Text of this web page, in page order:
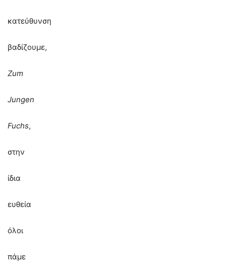
κατεύθυνση
βαδίζουμε,
Zum
Jungen
Fuchs,
στην
ίδια
ευθεία
όλοι
πάμε